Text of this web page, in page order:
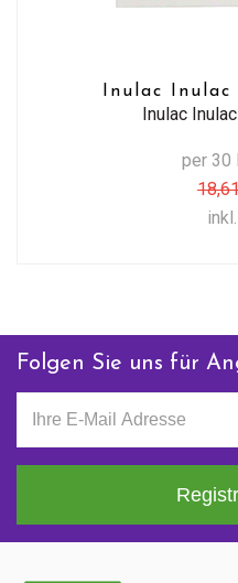
Inulac
Inulac
per 30
Folgen Sie uns für